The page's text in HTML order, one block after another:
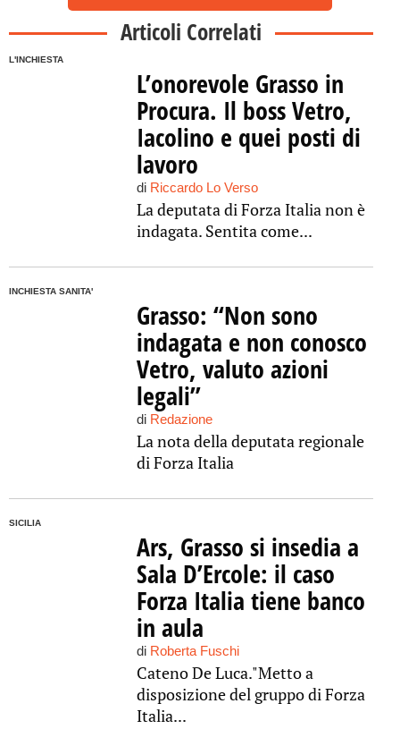
Articoli Correlati
L'INCHIESTA
L’onorevole Grasso in
Procura. Il boss Vetro,
Iacolino e quei posti di
lavoro
di Riccardo Lo Verso
La deputata di Forza Italia non è
indagata. Sentita come...
INCHIESTA SANITA'
Grasso: “Non sono
indagata e non conosco
Vetro, valuto azioni
legali”
di Redazione
La nota della deputata regionale
di Forza Italia
SICILIA
Ars, Grasso si insedia a
Sala D’Ercole: il caso
Forza Italia tiene banco
in aula
di Roberta Fuschi
Cateno De Luca."Metto a
disposizione del gruppo di Forza
Italia...